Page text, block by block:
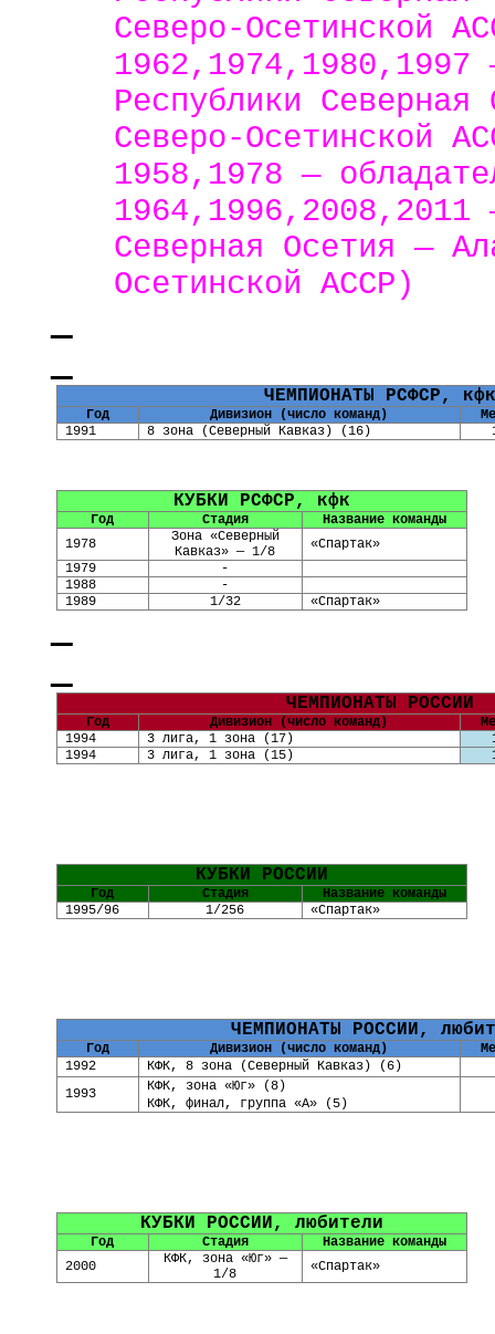
Северо-Осетинской
1962,1974,1980,1997
Республики
Северо-Осетинской
1958,1978 —
1964,1996,2008,2011
Северная Осетия —
Осетинской АССР)
ЧЕМПИОНАТЫ РСФСР,
Год Дивизион (число команд)
1991
8 зона (Северный Кавказ) (16)
КУБКИ РСФСР, кфк
Год Стадия
Название команды
1978
Зона «Северный
Кавказ» — 1/8
«Спартак»
1979
-
1988
-
1989
1/32 «Спартак»
ЧЕМПИОНАТЫ РОССИИ
Год Дивизион (число команд)
1994 3 лига, 1 зона (17)
1994 3 лига, 1 зона (15 )
КУБКИ РОССИИ
Год Стадия
Название команды
1995/96
1/256 «Спартак»
ЧЕМПИОНАТЫ РОССИИ,
Год Дивизион (число команд)
1992
КФК, 8 зона (Северный Кавказ) (6)
1993
КФК, зона «Юг» (8)
КФК, финал, группа «А» (5)
КУБКИ РОССИИ, любители
Год Стадия
Название команды
2000
КФК, зона «Юг» —
1/8
«Спартак»